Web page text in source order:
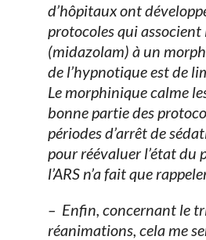
d’hôpitaux ont
protocoles qui associent
(midazolam) à un
de l’hypnotique est de
Le morphinique calme
bonne partie des
périodes d’arrêt de
pour réévaluer l’état du
l’ARS n’a fait que
– Enfin, concernant le
réanimations, cela me